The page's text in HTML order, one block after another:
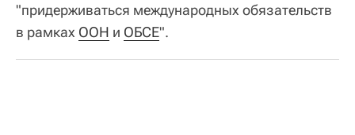
"придерживаться международных обязательств
в рамках ООН и ОБСЕ".